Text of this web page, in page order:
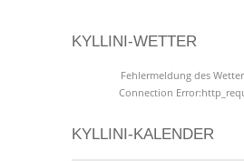
KYLLINI-WETTER
Fehlermeldung des
Connection
KYLLINI-KALENDER